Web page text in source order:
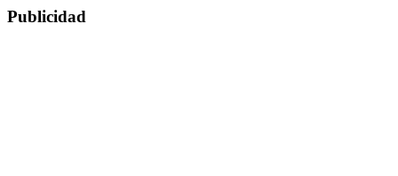
Publicidad